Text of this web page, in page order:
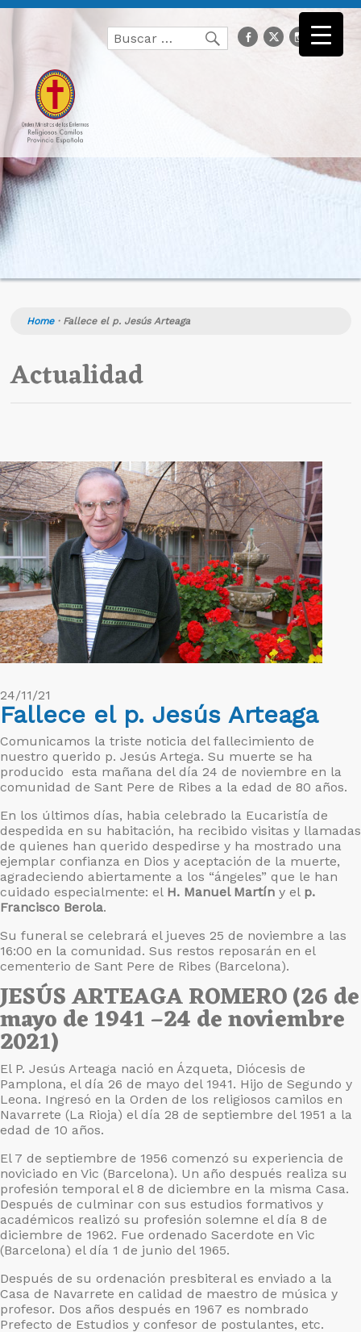
Buscar
por:
Buscarfacebook
Twitter
Home· Fallece el p. Jesús Arteaga
Actualidad
24/11/21
Fallece el p. Jesús Arteaga
Comunicamos la triste noticia del fallecimiento de
nuestro querido p. Jesús Artega. Su muerte se ha
producido esta mañana del día 24 de noviembre en la
comunidad de Sant Pere de Ribes a la edad de 80 años.
En los últimos días, habia celebrado la Eucaristía de
despedida en su habitación, ha recibido visitas y llamadas
de quienes han querido despedirse y ha mostrado una
ejemplar confianza en Dios y aceptación de la muerte,
agradeciendo abiertamente a los “ángeles” que le han
cuidado especialmente: el H. Manuel Martín y el p.
Francisco Berola.
Su funeral se celebrará el jueves 25 de noviembre a las
16:00 en la comunidad. Sus restos reposarán en el
cementerio de Sant Pere de Ribes (Barcelona).
JESÚS ARTEAGA ROMERO (26 de
mayo de 1941 –24 de noviembre
2021)
El P. Jesús Arteaga nació en Ázqueta, Diócesis de
Pamplona, el día 26 de mayo del 1941. Hijo de Segundo y
Leona. Ingresó en la Orden de los religiosos camilos en
Navarrete (La Rioja) el día 28 de septiembre del 1951 a la
edad de 10 años.
El 7 de septiembre de 1956 comenzó su experiencia de
noviciado en Vic (Barcelona). Un año después realiza su
profesión temporal el 8 de diciembre en la misma Casa.
Después de culminar con sus estudios formativos y
académicos realizó su profesión solemne el día 8 de
diciembre de 1962. Fue ordenado Sacerdote en Vic
(Barcelona) el día 1 de junio del 1965.
Después de su ordenación presbiteral es enviado a la
Casa de Navarrete en calidad de maestro de música y
profesor. Dos años después en 1967 es nombrado
Prefecto de Estudios y confesor de postulantes, etc.